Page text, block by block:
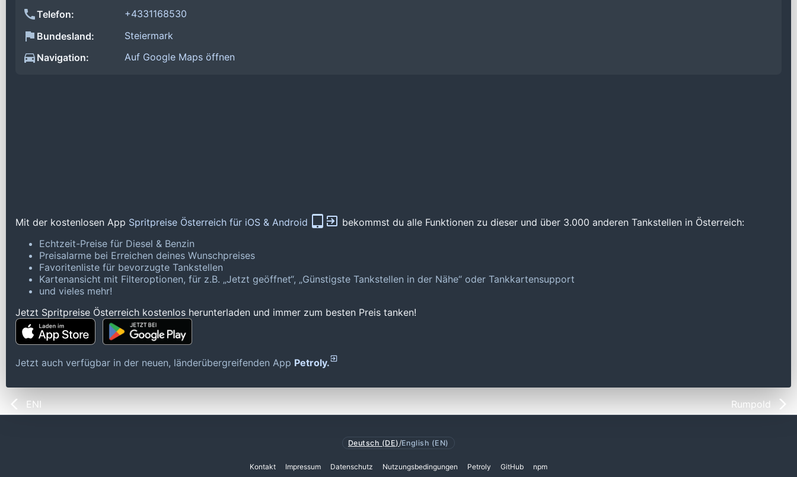
Telefon:
+4331168530
Bundesland:
Steiermark
Navigation:
Auf Google Maps öffnen
Mit der kostenlosen App Spritpreise Österreich für iOS & Android
bekommst du alle Funktionen zu dieser und über 3.000 anderen Tankstellen in Österreich:
Echtzeit-Preise für Diesel & Benzin
Preisalarme bei Erreichen deines Wunschpreises
Favoritenliste für bevorzugte Tankstellen
Kartenansicht mit Filteroptionen, für z.B. „Jetzt geöffnet“, „Günstigste Tankstellen in der Nähe“ oder Tankkartensupport
und vieles mehr!
Jetzt Spritpreise Österreich kostenlos herunterladen und immer zum besten Preis tanken!
Jetzt auch verfügbar in der neuen, länderübergreifenden App Petroly.
ENI Rumpold
Deutsch (DE) /English (EN)
Kontakt Impressum Datenschutz Nutzungsbedingungen Petroly GitHub npm